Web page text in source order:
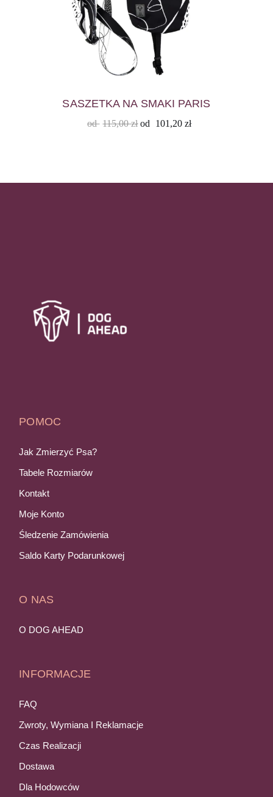
SASZETKA NA SMAKI PARIS
od 115,00zł od 101,20zł
POMOC
Jak Zmierzyć Psa?
Tabele Rozmiarów
Kontakt
Moje Konto
Śledzenie Zamówienia
Saldo Karty Podarunkowej
O NAS
O DOG AHEAD
INFORMACJE
FAQ
Zwroty, Wymiana I Reklamacje
Czas Realizacji
Dostawa
Dla Hodowców